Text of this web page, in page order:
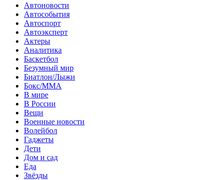
Автоновости
Автособытия
Автоспорт
Автоэксперт
Актеры
Аналитика
Баскетбол
Безумный мир
Биатлон/Лыжи
Бокс/MMA
В мире
В России
Вещи
Военные новости
Волейбол
Гаджеты
Дети
Дом и сад
Еда
Звёзды